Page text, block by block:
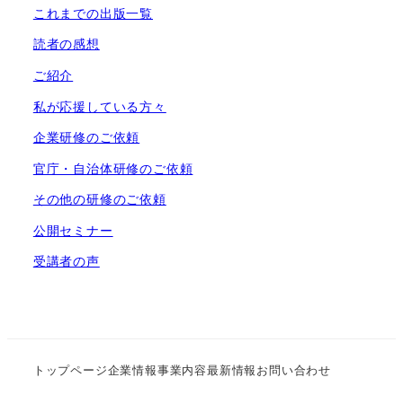
これまでの出版一覧
読者の感想
ご紹介
私が応援している方々
企業研修のご依頼
官庁・自治体研修のご依頼
その他の研修のご依頼
公開セミナー
受講者の声
トップページ企業情報事業内容最新情報お問い合わせ